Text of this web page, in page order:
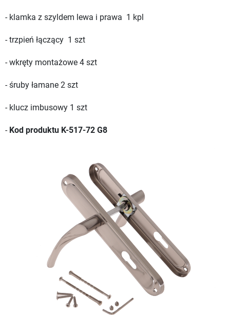
- klamka z szyldem lewa i prawa 1 kpl
- trzpień łączący 1 szt
- wkręty montażowe 4 szt
- śruby łamane 2 szt
- klucz imbusowy 1 szt
- Kod produktu K-517-72 G8